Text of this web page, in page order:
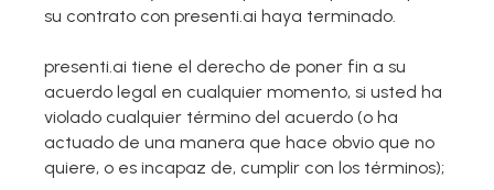
su contrato con presenti.ai haya terminado.
presenti.ai tiene el derecho de poner fin a su
acuerdo legal en cualquier momento, si usted ha
violado cualquier término del acuerdo (o ha
actuado de una manera que hace obvio que no
quiere, o es incapaz de, cumplir con los términos);